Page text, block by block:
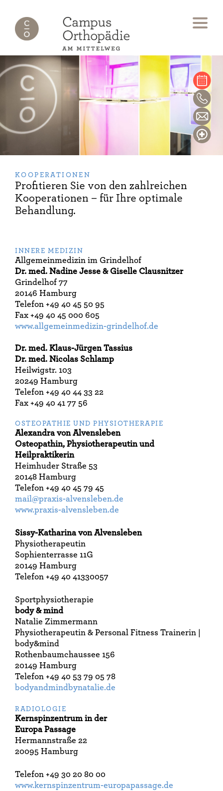
KOOPERATIONEN
Profitieren Sie von den zahlreichen
Kooperationen – für Ihre optimale
Behandlung.
INNERE MEDIZIN
Allgemeinmedizin im Grindelhof
Dr. med. Nadine Jesse & Giselle Clausnitzer
Grindelhof 77
20146 Hamburg
Telefon +49 40 45 50 95
Fax +49 40 45 000 605
www.allgemeinmedizin-grindelhof.de
Dr. med. Klaus-Jürgen Tassius
Dr. med. Nicolas Schlamp
Heilwigstr. 103
20249 Hamburg
Telefon +49 40 44 33 22
Fax +49 40 41 77 56
OSTEOPATHIE UND PHYSIOTHERAPIE
Alexandra von Alvensleben
Osteopathin, Physiotherapeutin und
Heilpraktikerin
Heimhuder Straße 53
20148 Hamburg
Telefon +49 40 45 79 45
mail@praxis-alvensleben.de
www.praxis-alvensleben.de
Sissy-Katharina von Alvensleben
Physiotherapeutin
Sophienterrasse 11G
20149 Hamburg
Telefon +49 40 41330057
Sportphysiotherapie
body & mind
Natalie Zimmermann
Physiotherapeutin & Personal Fitness Trainerin |
body&mind
Rothenbaumchaussee 156
20149 Hamburg
Telefon +49 40 53 79 05 78
bodyandmindbynatalie.de
RADIOLOGIE
Kernspinzentrum in der
Europa Passage
Hermannstraße 22
20095 Hamburg
Telefon +49 30 20 80 00
www.kernspinzentrum-europapassage.de